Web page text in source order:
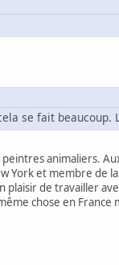
se fait beaucoup.
animaliers.
York et membre de
plaisir de travailler
chose en France